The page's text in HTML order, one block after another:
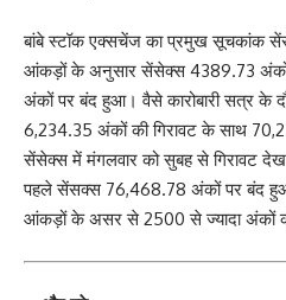
बांबे स्टॉक एक्सचेंज का प्रमुख सूचकांक
आंकड़ों के अनुसार सेंसेक्स 4389.73 अंकों
अंकों पर बंद हुआ। वैसे कारोबारी सत्र के
6,234.35 अंकों की गिरावट के साथ
सेंसेक्स में मंगलवार को सुबह से गिरावट
पहले सेंसक्स 76,468.78 अंकों पर बंद हुआ
आंकड़ों के असर से 2500 से ज्यादा अंकों